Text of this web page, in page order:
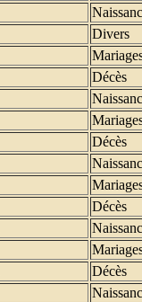
Divers
Décès
Décès
Décès
Décès